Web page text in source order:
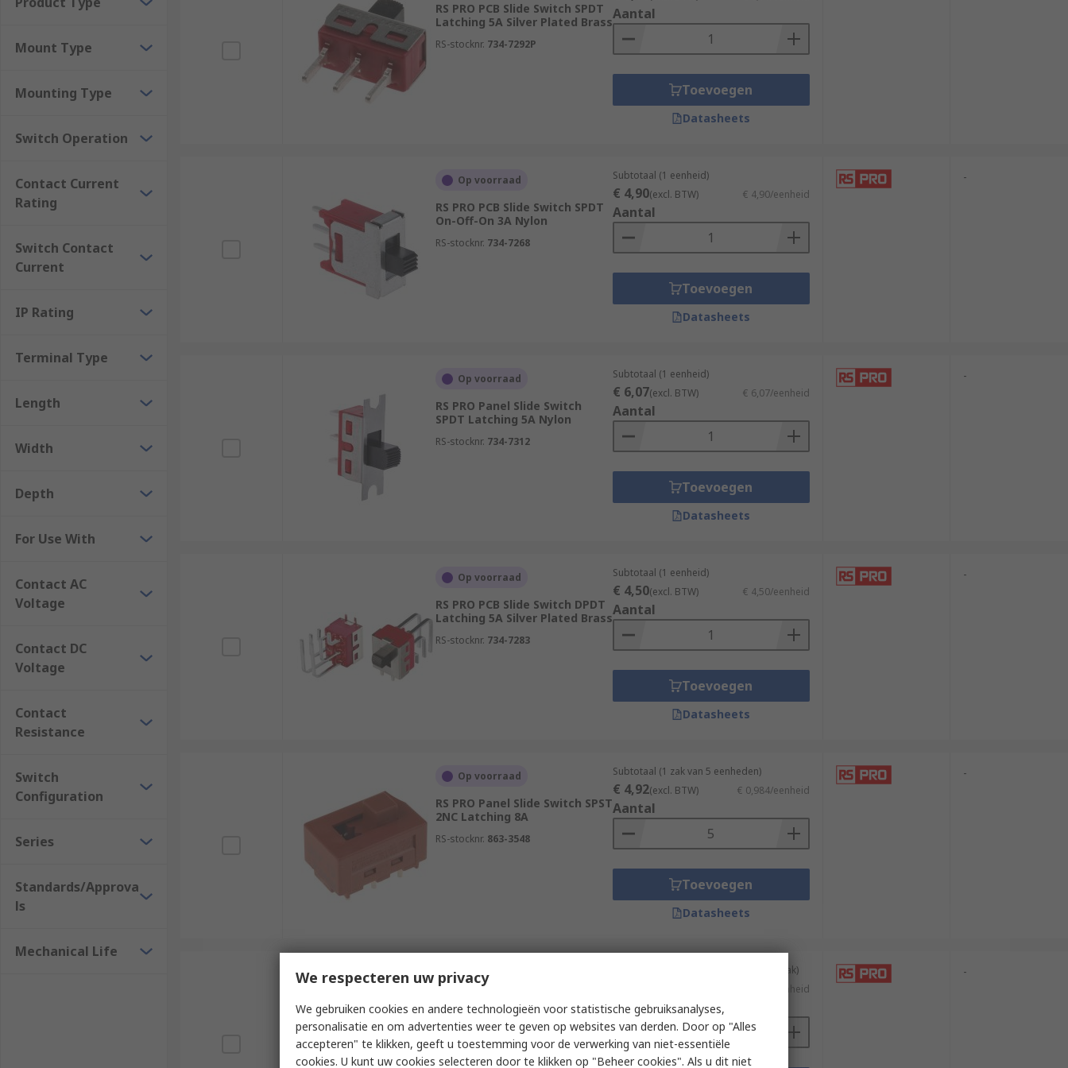
Mount Type
Mounting Type
Switch Operation
Contact Current
Rating
Switch Contact
Current
IP Rating
Terminal Type
Length
Width
Depth
For Use With
Contact AC
Voltage
Contact DC
Voltage
Contact
Resistance
Switch
Configuration
Series
Standards/Approva
ls
Mechanical Life
RS PRO PCB Slide Switch SPDT
Latching 5A Silver Plated Brass
RS-stocknr. 734-7292P
Aantal
Toevoegen
Datasheets
Op voorraad
RS PRO PCB Slide Switch SPDT
On-Off-On 3A Nylon
RS-stocknr. 734-7268
Subtotaal (1 eenheid)
€ 4,90(excl. BTW) € 4,90/eenheid
Aantal
Toevoegen
Datasheets
-
Op voorraad
RS PRO Panel Slide Switch
SPDT Latching 5A Nylon
RS-stocknr. 734-7312
Subtotaal (1 eenheid)
€ 6,07(excl. BTW) € 6,07/eenheid
Aantal
Toevoegen
Datasheets
-
Op voorraad
RS PRO PCB Slide Switch DPDT
Latching 5A Silver Plated Brass
RS-stocknr. 734-7283
Subtotaal (1 eenheid)
€ 4,50(excl. BTW) € 4,50/eenheid
Aantal
Toevoegen
Datasheets
-
Op voorraad
RS PRO Panel Slide Switch SPST
2NC Latching 8A
RS-stocknr. 863-3548
Subtotaal (1 zak van 5 eenheden)
€ 4,92(excl. BTW) € 0,984/eenheid
Aantal
Toevoegen
Datasheets
-
Op voorraad
RS PRO PCB Slide Switch SPDT
On-Off-On 3A Nylon
RS-stocknr. 734-7268P
Subtotaal 1 eenheid (geleverd in een zak)
€ 4,90/eenheid
Aantal
-
We respecteren uw privacy
We gebruiken cookies en andere technologieën voor statistische gebruiksanalyses,
personalisatie en om advertenties weer te geven op websites van derden. Door op "Alles
accepteren" te klikken, geeft u toestemming voor de verwerking van niet-essentiële
cookies. U kunt uw cookies selecteren door te klikken op "Beheer cookies". Als u dit niet